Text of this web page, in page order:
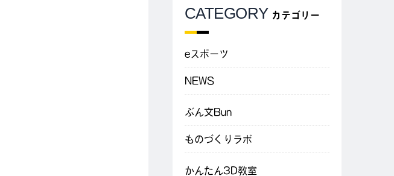
CATEGORY カテゴリー
eスポーツ
NEWS
ぶん文Bun
ものづくりラボ
かんたん3D教室